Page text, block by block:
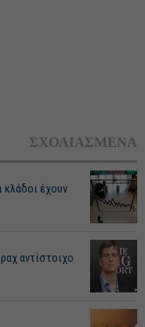
ΣΧΟΛΙΑΣΜΕΝΑ
κλάδοι έχουν
αντίστοιχο